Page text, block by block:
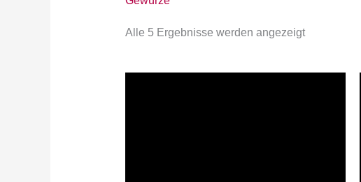
Alle 5 Ergebnisse werden angezeigt